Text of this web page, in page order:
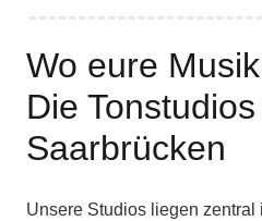
Wo eure
Die
Saarbrücken
Unsere Studios liegen